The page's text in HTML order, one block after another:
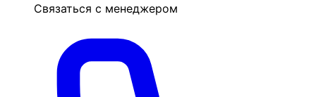
Связаться с менеджером